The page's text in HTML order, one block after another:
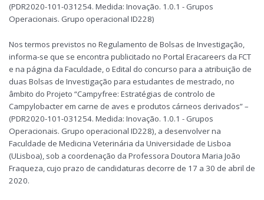
(PDR2020-101-031254. Medida: Inovação. 1.0.1 - Grupos
Operacionais. Grupo operacional ID228)
Nos termos previstos no Regulamento de Bolsas de Investigação,
informa-se que se encontra publicitado no Portal Eracareers da FCT
e na página da Faculdade, o Edital do concurso para a atribuição de
duas Bolsas de Investigação para estudantes de mestrado, no
âmbito do Projeto “Campyfree: Estratégias de controlo de
Campylobacter em carne de aves e produtos cárneos derivados” –
(PDR2020-101-031254. Medida: Inovação. 1.0.1 - Grupos
Operacionais. Grupo operacional ID228), a desenvolver na
Faculdade de Medicina Veterinária da Universidade de Lisboa
(ULisboa), sob a coordenação da Professora Doutora Maria João
Fraqueza, cujo prazo de candidaturas decorre de 17 a 30 de abril de
2020.